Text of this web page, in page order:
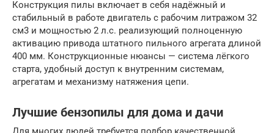
Конструкция пилы включает в себя надёжный и
стабильный в работе двигатель с рабочим литражом 32
см3 и мощностью 2 л.с. реализующий полноценную
активацию привода штатного пильного агрегата длиной
400 мм. Конструкционные нюансы — система лёгкого
старта, удобный доступ к внутренним системам,
агрегатам и механизму натяжения цепи.
Лучшие бензопилы для дома и дачи